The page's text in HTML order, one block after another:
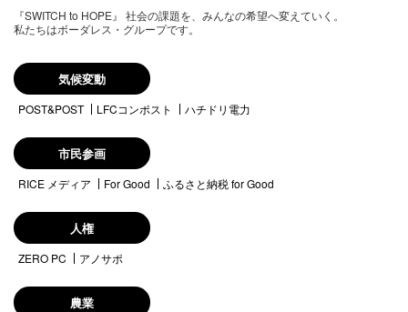
『SWITCH to HOPE』 社会の課題を、みんなの希望へ変えていく。
私たちはボーダレス・グループです。
気候変動
POST&POST LFCコンポスト ハチドリ電力
市民参画
RICE メディア For Good ふるさと納税 for Good
人権
ZERO PC アノサポ
農業